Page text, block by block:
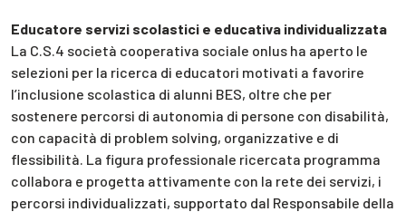
Educatore servizi scolastici e educativa individualizzata
La C.S.4 società cooperativa sociale onlus ha aperto le
selezioni per la ricerca di educatori motivati a favorire
l’inclusione scolastica di alunni BES, oltre che per
sostenere percorsi di autonomia di persone con disabilità,
con capacità di problem solving, organizzative e di
flessibilità. La figura professionale ricercata programma
collabora e progetta attivamente con la rete dei servizi, i
percorsi individualizzati, supportato dal Responsabile della